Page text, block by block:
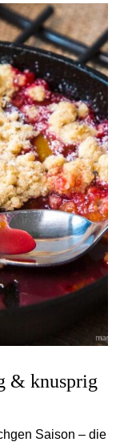
& knusprig
Saison – die